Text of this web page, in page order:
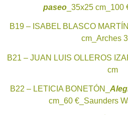
paseo _35x25
B19 – ISABEL BLASCO
cm_Arches
B21 – JUAN LUIS OLLEROS
cm
B22 – LETICIA BONETÓN_
cm_60 €_Saunders